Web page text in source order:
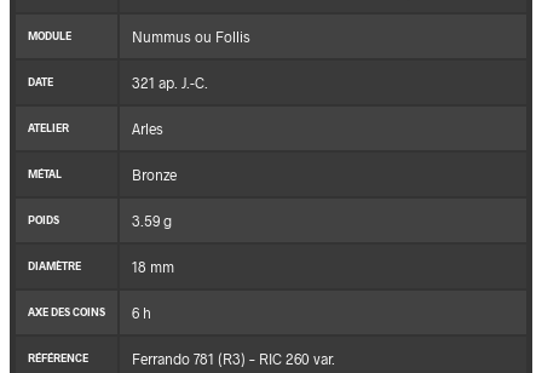
MODULE Nummus ou Follis
DATE 321 ap. J.-C.
ATELIER Arles
MÉTAL Bronze
POIDS 3.59 g
DIAMÈTRE 18 mm
AXE DES COINS 6 h
RÉFÉRENCE Ferrando 781 (R3) – RIC 260 var.